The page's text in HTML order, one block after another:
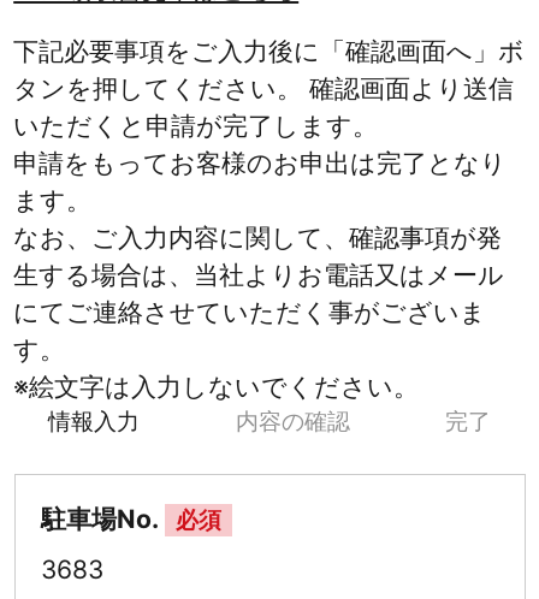
下記必要事項をご入力後に「確認画面へ」ボ
タンを押してください。 確認画面より送信
いただくと申請が完了します。
申請をもってお客様のお申出は完了となり
ます。
なお、ご入力内容に関して、確認事項が発
生する場合は、当社よりお電話又はメール
にてご連絡させていただく事がございま
す。
※絵文字は入力しないでください。
情報入力 内容の確認 完了
駐車場No. 必須
3683